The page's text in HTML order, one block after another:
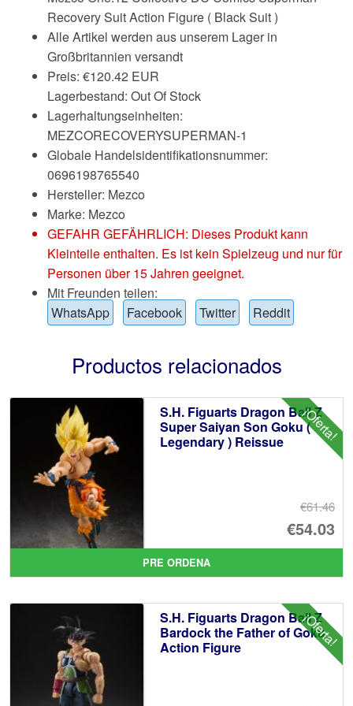
Recovery Suit Action Figure ( Black Suit )
Alle Artikel werden aus unserem Lager in
Großbritannien versandt
Preis: €120.42 EUR
Lagerbestand: Out Of Stock
Lagerhaltungseinheiten:
MEZCORECOVERYSUPERMAN-1
Globale Handelsidentifikationsnummer:
0696198765540
Hersteller: Mezco
Marke: Mezco
GEFAHR GEFÄHRLICH: Dieses Produkt kann
Kleinteile enthalten. Es ist kein Spielzeug und nur für
Personen über 15 Jahren geeignet.
Mit Freunden teilen:
WhatsApp
Facebook Twitter Reddit
Productos relacionados
¡Oferta!
S.H. Figuarts Dragon Ball Z
Super Saiyan Son Goku (
Legendary ) Reissue
€61.46
El
€54.03
El
PRE ORDENA
¡Oferta!
S.H. Figuarts Dragon Ball Z
Bardock the Father of Goku
Action Figure